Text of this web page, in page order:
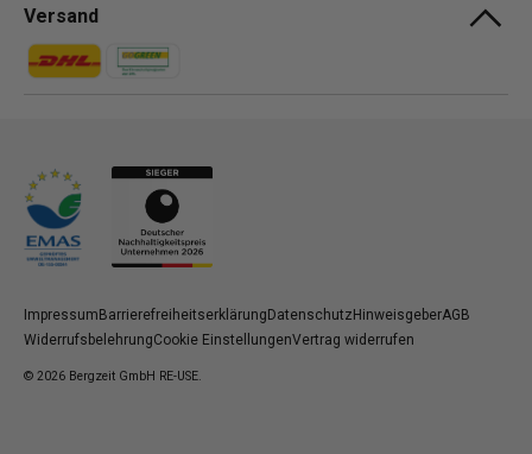
Versand
Zahlungsmethoden
Zahlungsmethoden
ImpressumBarrierefreiheitserklärungDatenschutzHinweisgeberAGB
WiderrufsbelehrungCookie EinstellungenVertrag widerrufen
© 2026 Bergzeit GmbH RE-USE.